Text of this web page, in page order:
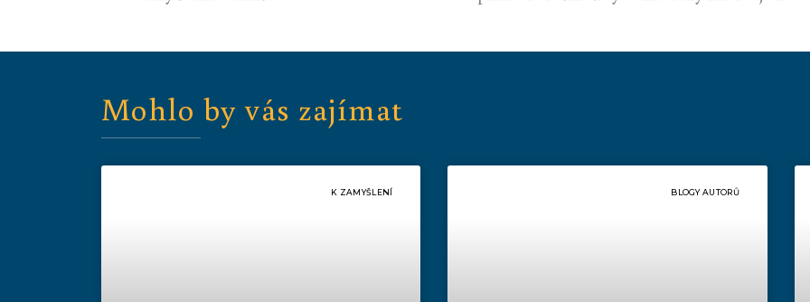
Mohlo by vás zajímat
K ZAMYŠLENÍ BLOGY AUTORŮ